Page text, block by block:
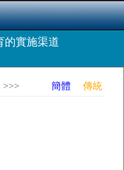
的實施渠道
>>> 簡體 傳統